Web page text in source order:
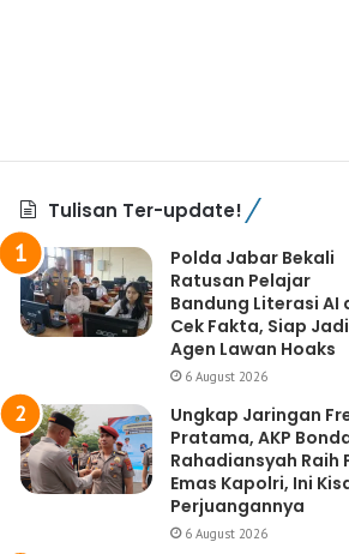
Tulisan Ter-update!
Polda Jabar Bekali
Ratusan Pelajar
Bandung Literasi AI
Cek Fakta, Siap Jadi
Agen Lawan Hoaks
6 August 2026
Ungkap Jaringan
Pratama, AKP
Rahadiansyah Raih
Emas Kapolri, Ini
Perjuangannya
6 August 2026